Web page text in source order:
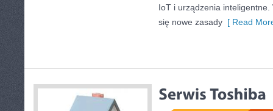
IoT i urządzenia
się nowe zasady [ Read